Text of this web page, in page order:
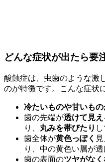
どんな症状が出たら要
酸蝕症は、虫歯のような激
のが特徴です。こんな症状
冷たいものや甘いも
歯の先端が透けて見え
り、 丸みを帯びたり
歯全体が黄色っぽく
り、中の黄色い層が透
歯の表面のツヤがなく